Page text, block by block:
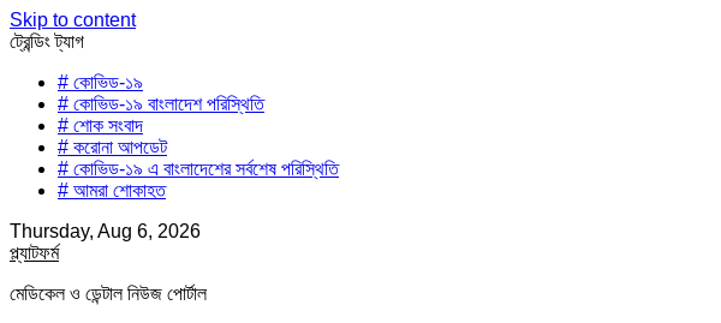
Skip to content
ট্রেন্ডিং ট্যাগ
# কোভিড-১৯
# কোভিড-১৯ বাংলাদেশ পরিস্থিতি
# শোক সংবাদ
# করোনা আপডেট
# কোভিড-১৯ এ বাংলাদেশের সর্বশেষ পরিস্থিতি
# আমরা শোকাহত
Thursday, Aug 6, 2026
প্ল্যাটফর্ম
মেডিকেল ও ডেন্টাল নিউজ পোর্টাল